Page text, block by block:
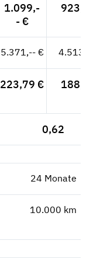
1.099,-
- €
923,53 €
5.371,-- € 4.513,45 €
223,79 € 188,06 €
0,62
24 Monate
10.000 km